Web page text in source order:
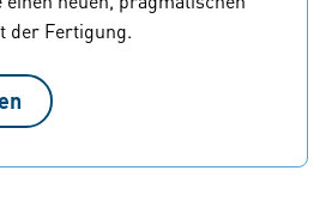
der Fertigung.